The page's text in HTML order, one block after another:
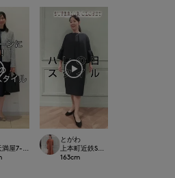
満屋7-IDconcept.
とがわ
上本町近鉄SUPERIORCLOSET
163cm